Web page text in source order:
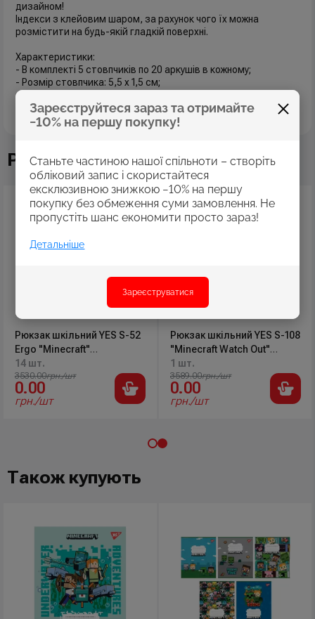
Зареєструйтеся зараз та отримайте
−10% на першу покупку!
Станьте частиною нашої спільноти – створіть
обліковий запис і скористайтеся
ексклюзивною знижкою −10% на першу
покупку без обмеження суми замовлення. Не
пропустіть шанс економити просто зараз!
Детальніше
Зареєструватися
дизайном!
Індекси з клейовим шаром, за рахунок чого їх можна
розмістити на будь-якій гладкій поверхні.
Характеристики:
- В комплекті 5 стовпчиків по 20 аркушів в кожному;
- Розмір стовпчика: 5,5 х 1,5 см;
- Матеріал - папір щільністю 80 г/ м2, з клейовим шаром;
- Яскравий дизайн з колекції "Minecraft"
- Кількість дизайнів стікерів — 5;
Рекомендовані товари
Рюкзак шкільний YES S-52
Ergo "Minecraft"
36*28*13см., 559570
14 шт.
3530.00грн./шт
0.00
грн./шт
Рюкзак шкільний YES S-108
"Minecraft Watch Out"
37*27*13см., 559831
1 шт.
3589.00грн./шт
0.00
грн./шт
Також купують